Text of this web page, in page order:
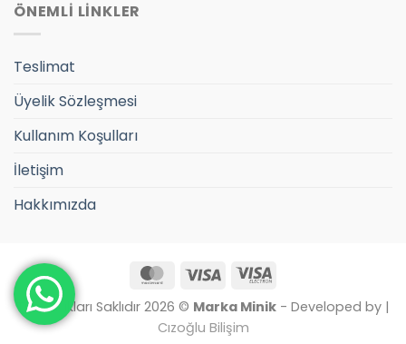
ÖNEMLİ LİNKLER
Teslimat
Üyelik Sözleşmesi
Kullanım Koşulları
İletişim
Hakkımızda
MasterCard
Visa
Visa
Tüm Hakları Saklıdır 2026 © Marka Minik - Developed by |
Cızoğlu Bilişim